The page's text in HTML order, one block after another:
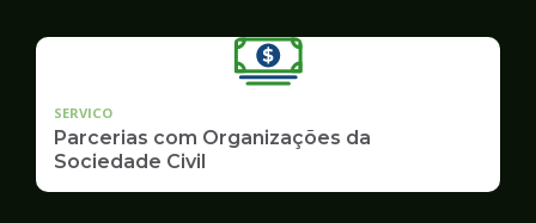
SERVICO
Parcerias com Organizações da
Sociedade Civil